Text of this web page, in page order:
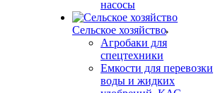
насосы
Сельское хозяйство
Агробаки для
спецтехники
Емкости для перевозки
воды и жидких